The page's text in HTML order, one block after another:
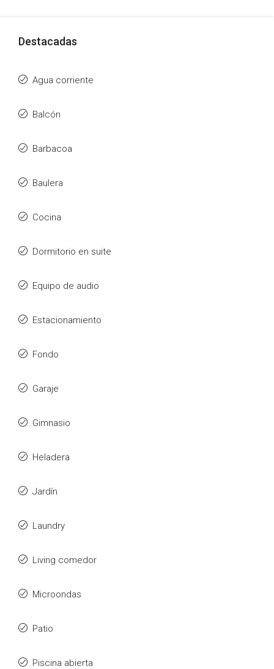
Destacadas
Agua corriente
Balcón
Barbacoa
Baulera
Cocina
Dormitorio en suite
Equipo de audio
Estacionamiento
Fondo
Garaje
Gimnasio
Heladera
Jardín
Laundry
Living comedor
Microondas
Patio
Piscina abierta